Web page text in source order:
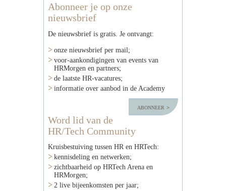
Abonneer je op onze
nieuwsbrief
De nieuwsbrief is gratis. Je ontvangt:
onze nieuwsbrief per mail;
voor-aankondigingen van events van
HRMorgen en partners;
de laatste HR-vacatures;
informatie over aanbod in de Academy
abonneer
Word lid van de
HR/Tech Community
Kruisbestuiving tussen HR en HRTech:
kennisdeling en netwerken;
zichtbaarheid op HRTech Arena en
HRMorgen;
2 live bijeenkomsten per jaar;